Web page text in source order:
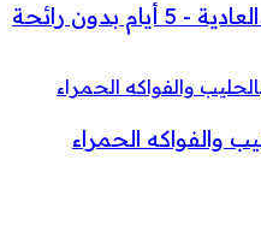
بدون رائحة
والفواكه الحمراء